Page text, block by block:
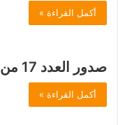
أكمل القراءة »
صدور العدد 17 من جريدة NÛJEN التجديد
أكمل القراءة »